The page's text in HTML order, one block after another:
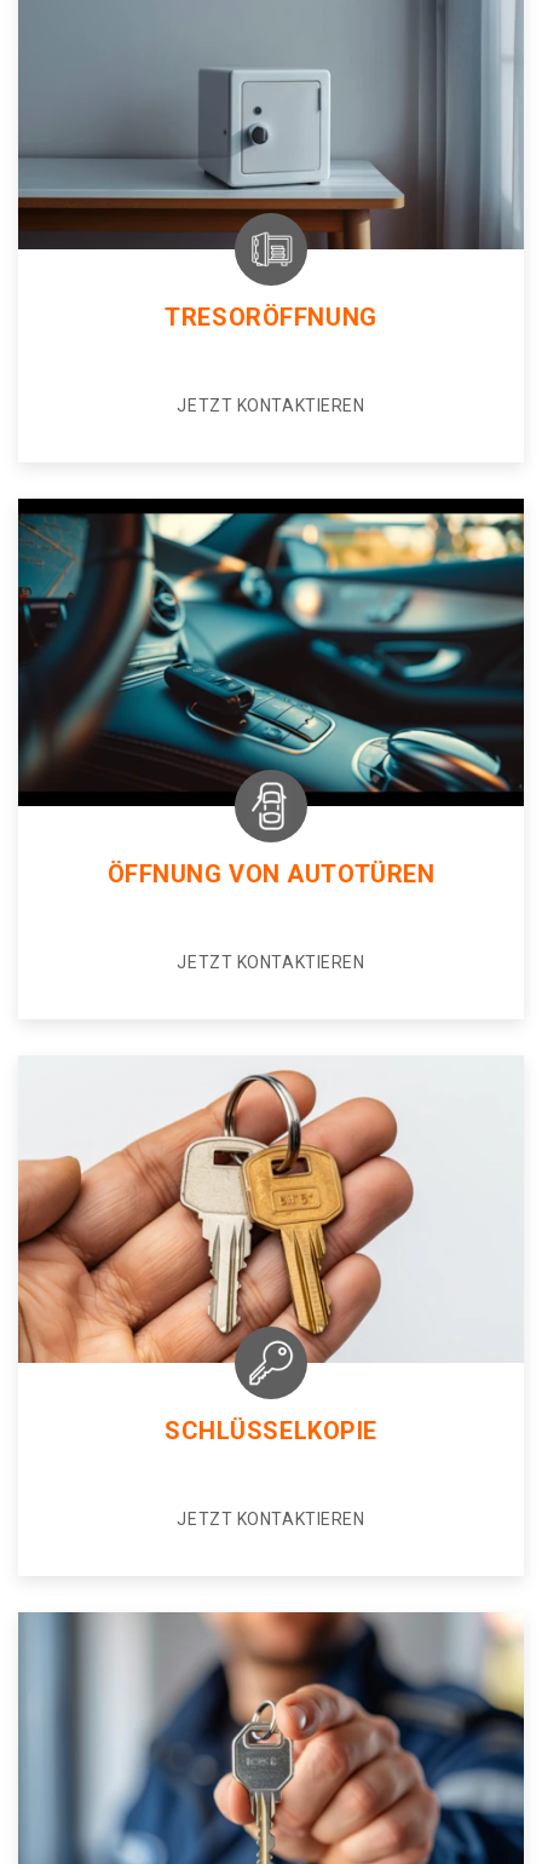
TRESORÖFFNUNG
JETZT KONTAKTIEREN
ÖFFNUNG VON AUTOTÜREN
JETZT KONTAKTIEREN
SCHLÜSSELKOPIE
JETZT KONTAKTIEREN